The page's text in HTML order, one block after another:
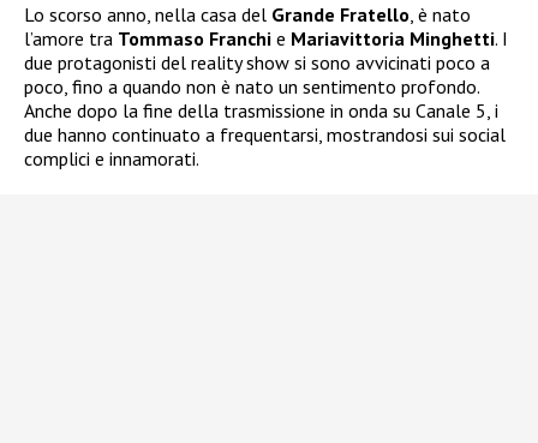
Lo scorso anno, nella casa del Grande Fratello , è nato
l’amore tra Tommaso Franchi e Mariavittoria Minghetti. I
due protagonisti del reality show si sono avvicinati poco a
poco, fino a quando non è nato un sentimento profondo.
Anche dopo la fine della trasmissione in onda su Canale 5, i
due hanno continuato a frequentarsi, mostrandosi sui social
complici e innamorati.